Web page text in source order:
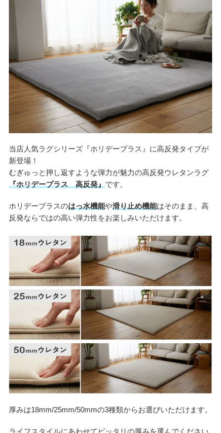
当店人気ラグシリーズ『ホリデープラス』に高反発タイプが
新登場！
むぎゅっと押し返すような弾力が魅力の高反発ウレタンラグ
『ホリデープラス 高反発』です。
ホリデープラスのはっ水機能や滑り止め機能はそのまま、高
反発ならではの高い弾力性をお楽しみいただけます。
厚みは18mm/25mm/50mmの3種類からお選びいただけます。